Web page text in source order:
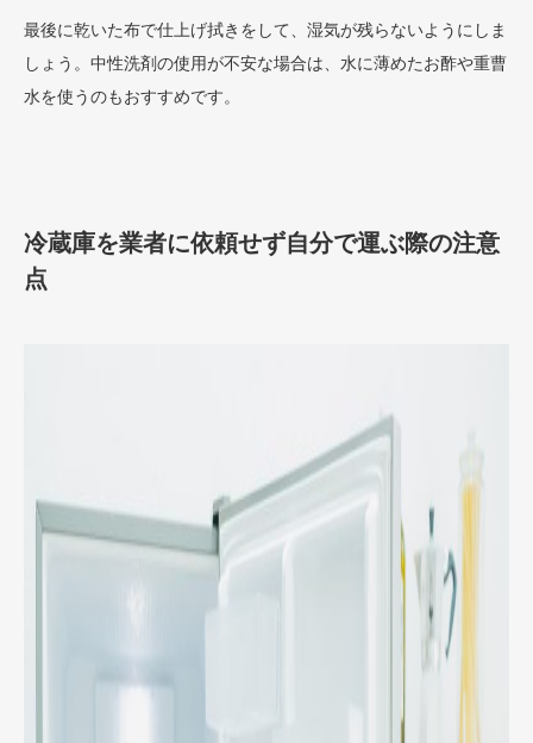
最後に乾いた布で仕上げ拭きをして、湿気が残らないようにしま
しょう。中性洗剤の使用が不安な場合は、水に薄めたお酢や重曹
水を使うのもおすすめです。
冷蔵庫を業者に依頼せず自分で運ぶ際の注意
点